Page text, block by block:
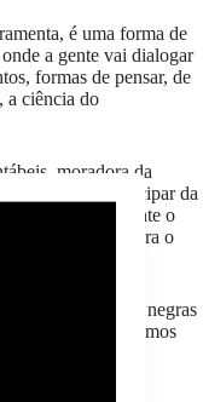
é uma forma de
a gente vai dialogar
formas de pensar, de
a ciência do
moradora da
afirma que participar da
aumentou bastante o
são essenciais para o
nós, mulheres negras
que nós temos